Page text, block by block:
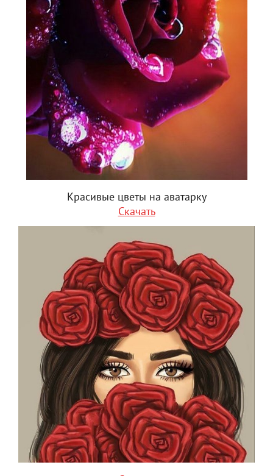
Красивые цветы на аватарку
Скачать